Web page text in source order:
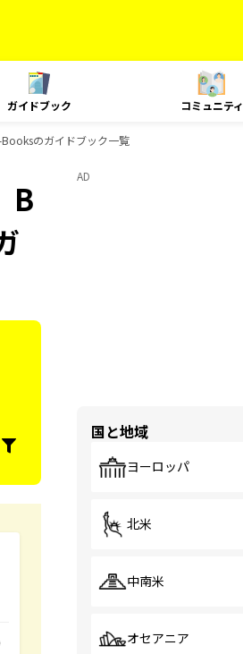
ガイドブック コミュニティ
のガイドブック一覧
B
AD
国と地域
ヨーロッパ
北米
中南米
オセアニア